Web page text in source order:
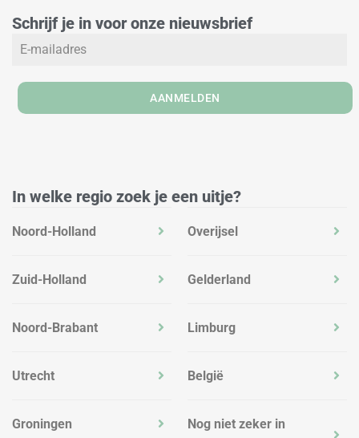
d
i
g
r
m
o
Schrijf je in voor onze nieuwsbrief
AANMELDEN
In welke regio zoek je een uitje?
Noord-Holland
Zuid-Holland
Noord-Brabant
Utrecht
Groningen
Overijsel
Gelderland
Limburg
België
Nog niet zeker in